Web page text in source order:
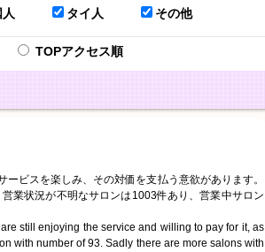
タイ人 その他
TOPアクセス順
ビスを楽しみ、その対価を支払う意欲があります。
業状況が不明なサロンは1003件あり、営業中サロン
still enjoying the service and willing to pay for it, as
with number of 93. Sadly there are more salons with